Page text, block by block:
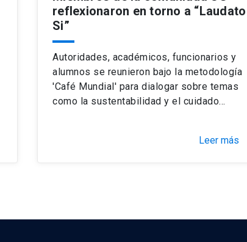
reflexionaron en torno a “Laudato
Si”
Autoridades, académicos, funcionarios y
alumnos se reunieron bajo la metodología
'Café Mundial' para dialogar sobre temas
como la sustentabilidad y el cuidado…
Leer más